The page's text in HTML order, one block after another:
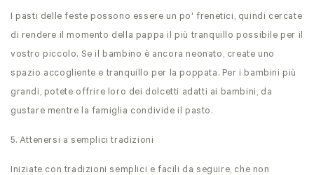
I pasti delle feste possono essere un po' frenetici, quindi cercate
di rendere il momento della pappa il più tranquillo possibile per il
vostro piccolo. Se il bambino è ancora neonato, create uno
spazio accogliente e tranquillo per la poppata. Per i bambini più
grandi, potete offrire loro dei dolcetti adatti ai bambini, da
gustare mentre la famiglia condivide il pasto.
5. Attenersi a semplici tradizioni
Iniziate con tradizioni semplici e facili da seguire, che non